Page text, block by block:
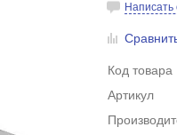
Написать
Код товара
Артикул